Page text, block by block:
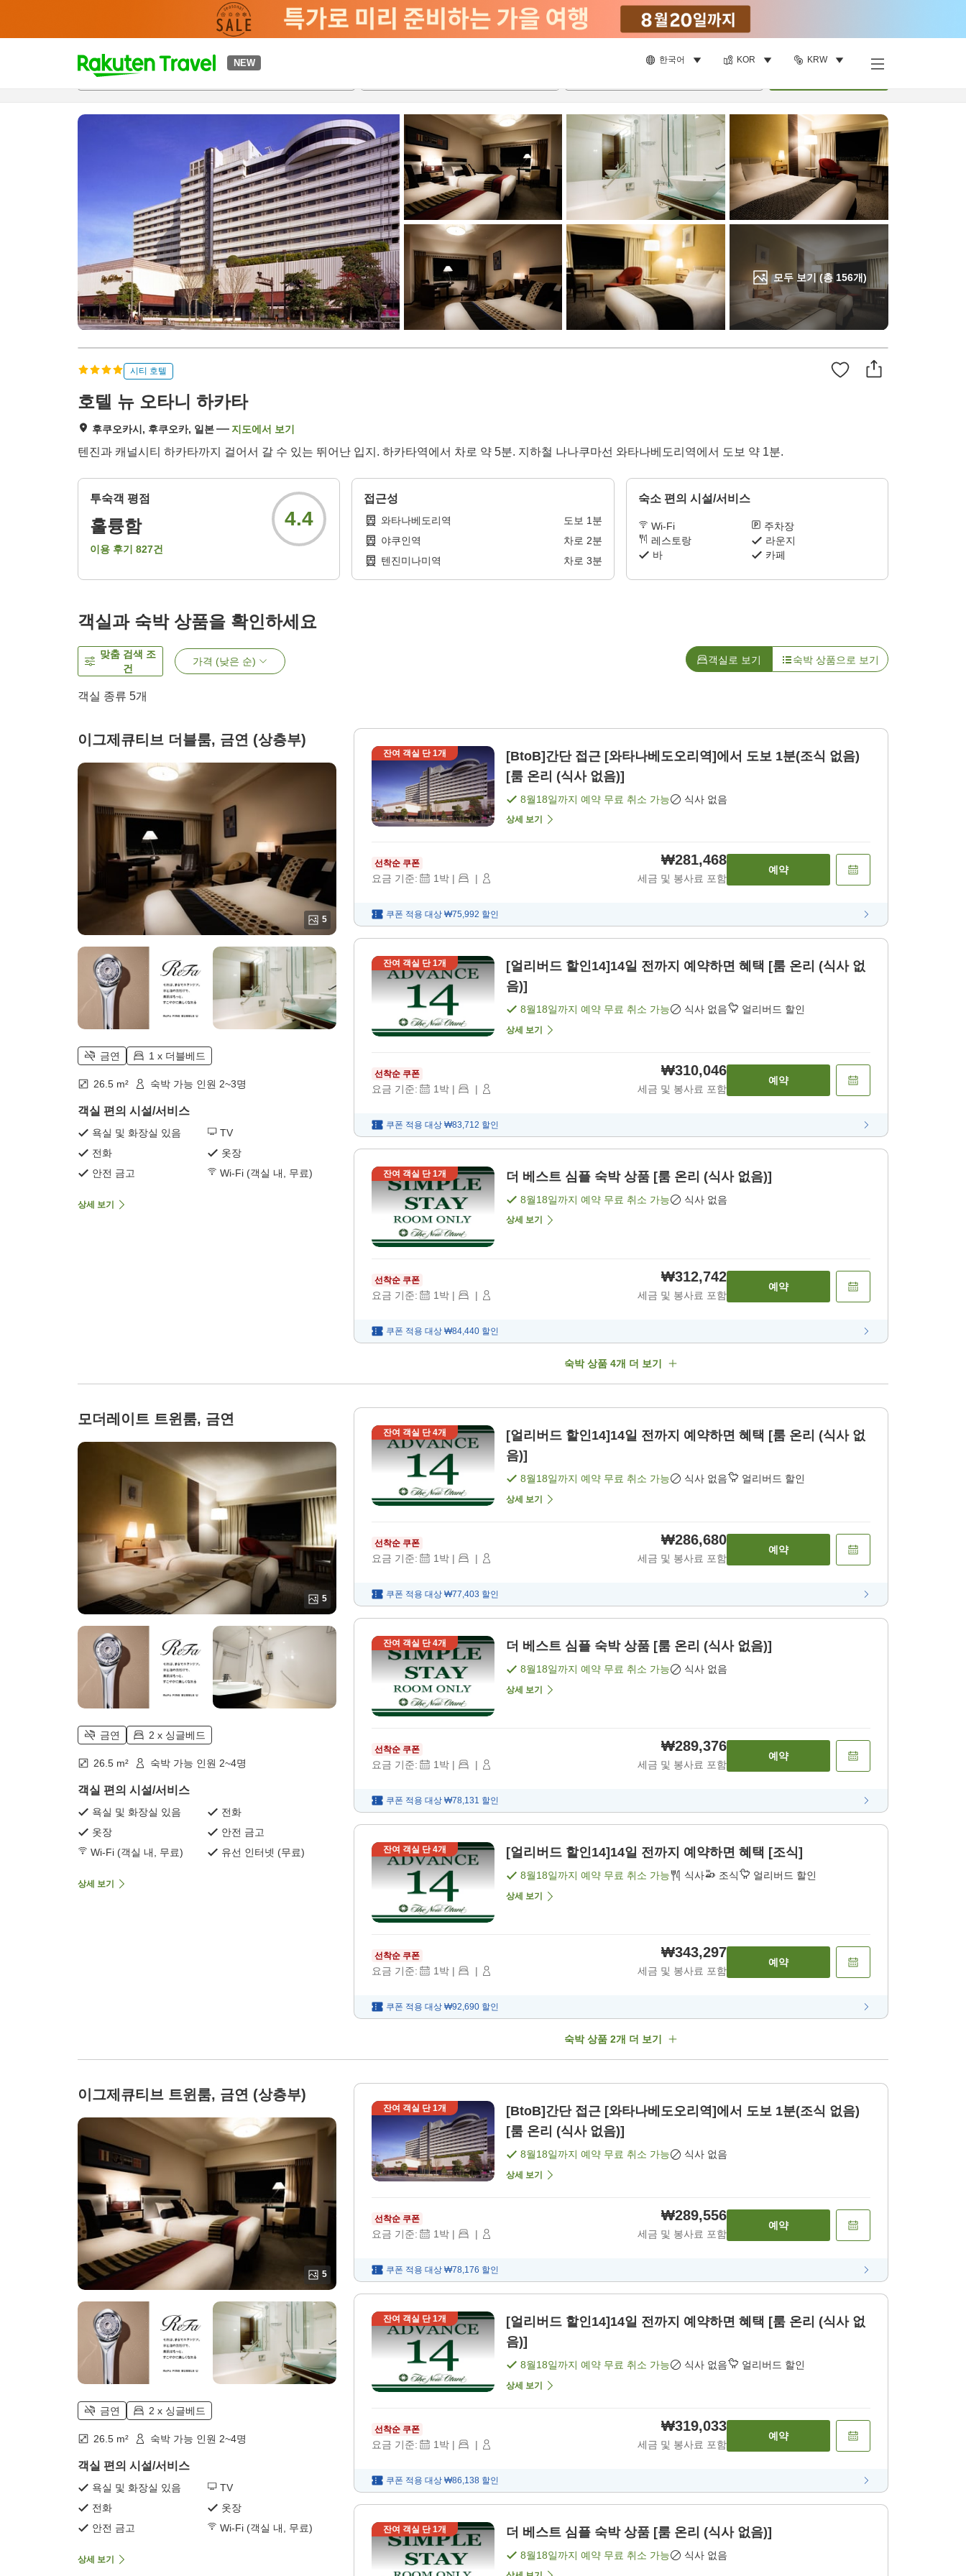
NEW 한국어 KOR KRW
t
p
a
모두 보기 (총 156개)
개요객실 & 숙박 상품이용 후기 하이라이트
시티 호텔
호텔 뉴 오타니 하카타
후쿠오카시, 후쿠오카, 일본 지도에서 보기
텐진과 캐널시티 하카타까지 걸어서 갈 수 있는 뛰어난 입지. 하카타역에서 차로 약 5분. 지하철 나나쿠마선 와타나베도리역에서 도보 약 1분.
투숙객 평점
훌륭함
이용 후기 827건
4.4
접근성
와타나베도리역 도보 1분
야쿠인역
차로 2분
텐진미나미역
차로 3분
숙소 편의 시설/서비스
Wi-Fi
주차장
레스토랑
라운지
바
카페
객실과 숙박 상품을 확인하세요
맞춤 검색 조
건
가격 (낮은 순) 객실로 보기 숙박 상품으로 보기
객실 종류 5개
이그제큐티브 더블룸, 금연 (상층부)
5
금연 1 x 더블베드
26.5 m² 숙박 가능 인원 2~3명
객실 편의 시설/서비스
욕실 및 화장실 있음
TV
전화
옷장
안전 금고
Wi-Fi (객실 내, 무료)
상세 보기
잔여 객실 단1개
[BtoB]간단 접근 [와타나베도오리역]에서 도보 1분(조식 없음)
[룸 온리 (식사 없음)]
8월18일까지 예약 무료 취소 가능 식사 없음
상세 보기
선착순 쿠폰
요금 기준: 1박 | |
₩281,468
세금 및 봉사료 포함
예약
쿠폰 적용 대상 ₩75,992 할인
잔여 객실 단1개
[얼리버드 할인14]14일 전까지 예약하면 혜택 [룸 온리 (식사 없
음)]
8월18일까지 예약 무료 취소 가능 식사 없음 얼리버드 할인
상세 보기
선착순 쿠폰
요금 기준: 1박 | |
₩310,046
세금 및 봉사료 포함
예약
쿠폰 적용 대상 ₩83,712 할인
잔여 객실 단1개 더 베스트 심플 숙박 상품 [룸 온리 (식사 없음)]
8월18일까지 예약 무료 취소 가능 식사 없음
상세 보기
선착순 쿠폰
요금 기준: 1박 | |
₩312,742
세금 및 봉사료 포함
예약
쿠폰 적용 대상 ₩84,440 할인
숙박 상품 4개 더 보기
모더레이트 트윈룸, 금연
5
금연 2 x 싱글베드
26.5 m² 숙박 가능 인원 2~4명
객실 편의 시설/서비스
욕실 및 화장실 있음
전화
옷장
안전 금고
Wi-Fi (객실 내, 무료)
유선 인터넷 (무료)
상세 보기
잔여 객실 단4개
[얼리버드 할인14]14일 전까지 예약하면 혜택 [룸 온리 (식사 없
음)]
8월18일까지 예약 무료 취소 가능 식사 없음 얼리버드 할인
상세 보기
선착순 쿠폰
요금 기준: 1박 | |
₩286,680
세금 및 봉사료 포함
예약
쿠폰 적용 대상 ₩77,403 할인
잔여 객실 단4개 더 베스트 심플 숙박 상품 [룸 온리 (식사 없음)]
8월18일까지 예약 무료 취소 가능 식사 없음
상세 보기
선착순 쿠폰
요금 기준: 1박 | |
₩289,376
세금 및 봉사료 포함
예약
쿠폰 적용 대상 ₩78,131 할인
잔여 객실 단4개 [얼리버드 할인14]14일 전까지 예약하면 혜택 [조식]
8월18일까지 예약 무료 취소 가능 식사 조식 얼리버드 할인
상세 보기
선착순 쿠폰
요금 기준: 1박 | |
₩343,297
세금 및 봉사료 포함
예약
쿠폰 적용 대상 ₩92,690 할인
숙박 상품 2개 더 보기
이그제큐티브 트윈룸, 금연 (상층부)
5
금연 2 x 싱글베드
26.5 m² 숙박 가능 인원 2~4명
객실 편의 시설/서비스
욕실 및 화장실 있음
TV
전화
옷장
안전 금고
Wi-Fi (객실 내, 무료)
상세 보기
잔여 객실 단1개
[BtoB]간단 접근 [와타나베도오리역]에서 도보 1분(조식 없음)
[룸 온리 (식사 없음)]
8월18일까지 예약 무료 취소 가능 식사 없음
상세 보기
선착순 쿠폰
요금 기준: 1 박 | |
₩289,556
세금 및 봉사료 포함
예약
쿠폰 적용 대상 ₩78,176 할인
잔여 객실 단1개
[얼리버드 할인14]14일 전까지 예약하면 혜택 [룸 온리 (식사 없
음)]
8월18일까지 예약 무료 취소 가능 식사 없음 얼리버드 할인
상세 보기
선착순 쿠폰
요금 기준: 1 박 | |
₩319,033
세금 및 봉사료 포함
예약
쿠폰 적용 대상 ₩86,138 할인
잔여 객실 단1개 더 베스트 심플 숙박 상품 [룸 온리 (식사 없음)]
8월18일까지 예약 무료 취소 가능 식사 없음